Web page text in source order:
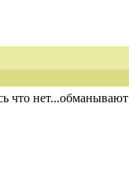
что нет...обманывают